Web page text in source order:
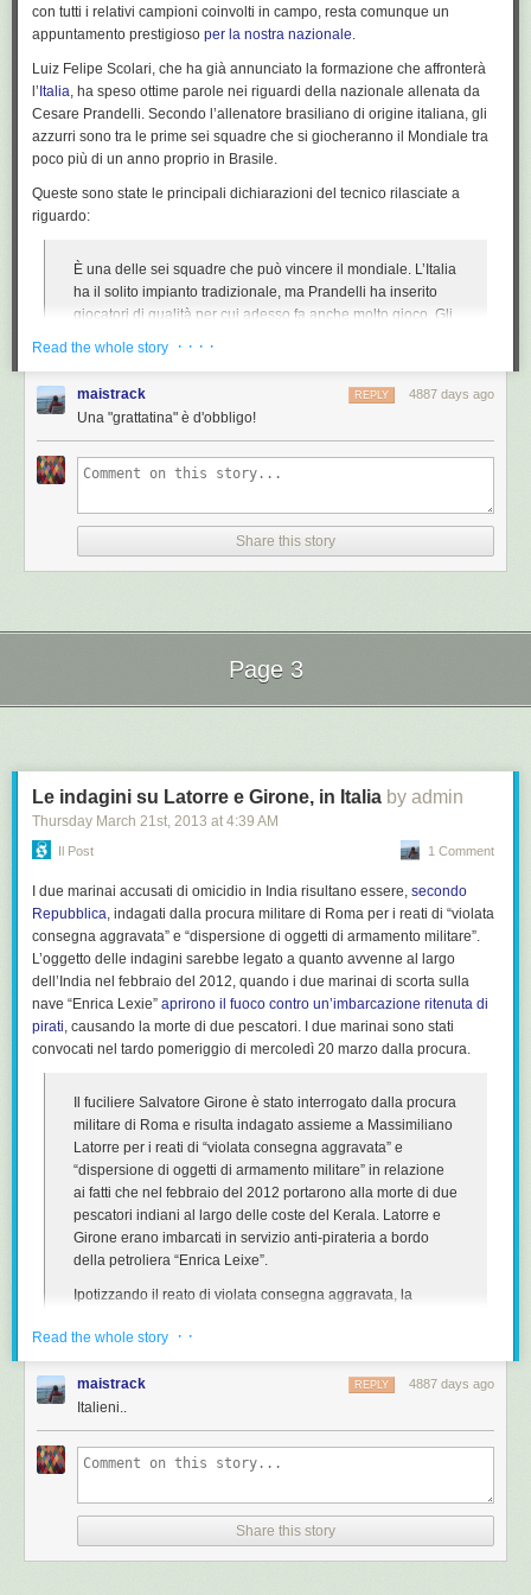
Salman Khurshid,ha accolto positivamentela notizia del ritorno dei due
marinai a New Delhi, spiegando che spetterà nuovamente alle
diplomazie dei due paesi gestire il caso per trovare una soluzione
condivisa.
Napolitano
Il presidente della Repubblica, Giorgio Napolitano, che secondo i
giornali di oggi avrebbe fatto pressioni per ottenere che il governo
rispettasse la parola data sul ritorno a New Delhi dei marinai,ha
telefonato
governo”. Nei giorni scorsi
militare di Roma, che sta indagando sul loro caso e che ipotizza i reati di
“violata consegna aggravata” e di “dispersione di oggetti di armamento
Lexie.
responsabilità”.
I due Marò torneranno in India: l'annuncio di Palazzo Chigié stato
pubblicato suPolisblog.italle 20:28 di giovedì 21 marzo 2013.
Leggete le condizioni di utilizzo del feed .
con tutti i relativi campioni coinvolti in campo, resta comunque un
appuntamento prestigioso per la nostra nazionale.
Luiz Felipe Scolari, che ha già annunciato la formazione che affronterà
l’ Italia, ha speso ottime parole nei riguardi della nazionale allenata da
Cesare Prandelli. Secondo l’allenatore brasiliano di origine italiana, gli
azzurri sono tra le prime sei squadre che si giocheranno il Mondiale tra
poco più di un anno proprio in Brasile.
Queste sono state le principali dichiarazioni del tecnico rilasciate a
riguardo:
È una delle sei squadre che può vincere il mondiale. L’Italia
ha il solito impianto tradizionale, ma Prandelli ha inserito
giocatori di qualità per cui adesso fa anche molto gioco. Gli
Brasile è insieme da due partite, la nazionale di Prandelli è
particolare:
Balotelli? Se fosse brasiliano mi piacerebbe seguirlo, ma
riesce più a soddisfare i propri tifosi e a divertire il pubblico amante del
Conto di essere competitivo per la Confederations Cup.
nostro calcio.
Questa è la formazione del Brasile che scenderà in campo allo Stade de
Geneve contro la nostra nazionale: Julio Cesar, Dani Alves, Thiago Silva
Neymar, Fred.
Foto | © Getty Images
Brasile, Luiz Felipe Scolari esalta l'Italia: "Può vincere il Mondiale"
stato pubblicato su
Calcioblog.it
alle 22:15 di mercoledì 20 marzo
2013. Leggete le
condizioni di utilizzo del feed
Read the whole story · · · ·
maistrack 4887 days ago
REPLY
Una "grattatina" è d'obbligo!
Share this story
Page 3
Le indagini su Latorre e Girone, in Italia by admin
Thursday March 21st, 2013 at 4:39 AM
Il Post 1 Comment
I due marinai accusati di omicidio in India risultano essere, secondo
Repubblica, indagati dalla procura militare di Roma per i reati di “violata
consegna aggravata” e “dispersione di oggetti di armamento militare”.
L’oggetto delle indagini sarebbe legato a quanto avvenne al largo
dell’India nel febbraio del 2012, quando i due marinai di scorta sulla
nave “Enrica Lexie” aprirono il fuoco contro un’imbarcazione ritenuta di
pirati, causando la morte di due pescatori. I due marinai sono stati
convocati nel tardo pomeriggio di mercoledì 20 marzo dalla procura.
Il fuciliere Salvatore Girone è stato interrogato dalla procura
militare di Roma e risulta indagato assieme a Massimiliano
Latorre per i reati di “violata consegna aggravata” e
“dispersione di oggetti di armamento militare” in relazione
ai fatti che nel febbraio del 2012 portarono alla morte di due
pescatori indiani al largo delle coste del Kerala. Latorre e
Girone erano imbarcati in servizio anti-pirateria a bordo
della petroliera “Enrica Leixe”.
Ipotizzando il reato di violata consegna aggravata, la
parte dei due marò sia stato corretto, ovvero se siano state
rispettate le regole d’ingaggio e le disposizioni che
regolano il servizio di protezione a bordo dei mercantili. Il
reato di dispersione di oggetti di armamento militare,
invece, fa riferimento alla dispersione dei proiettili sparati
dai due fucilieri di Marina. In procura si è presentato anche
Latorre, non ascoltato perché già sentito una decina di
sono rimasti fino alle 19,15.
Read the whole story · ·
maistrack 4887 days ago
REPLY
Italieni..
Share this story